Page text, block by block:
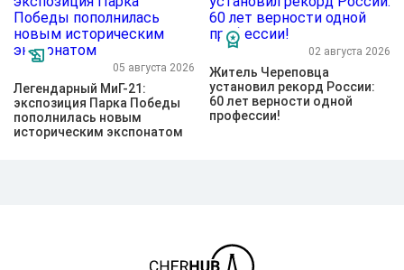
05 августа 2026
Легендарный МиГ-21:
экспозиция Парка Победы
пополнилась новым
историческим экспонатом
02 августа 2026
Житель Череповца
установил рекорд России:
60 лет верности одной
профессии!